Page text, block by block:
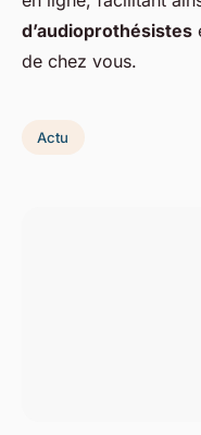
d’audioprothésistes
de chez vous.
Actu